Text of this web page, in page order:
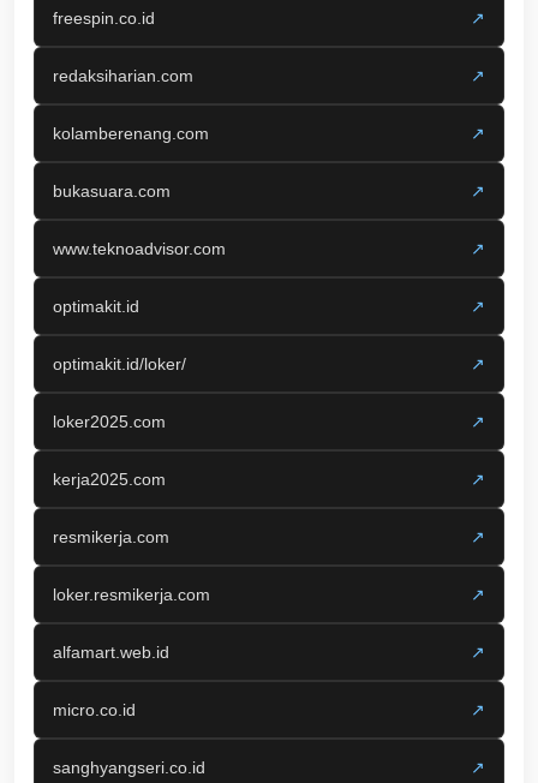
freespin.co.id ↗
redaksiharian.com ↗
kolamberenang.com ↗
bukasuara.com ↗
www.teknoadvisor.com ↗
optimakit.id ↗
optimakit.id/loker/ ↗
loker2025.com ↗
kerja2025.com ↗
resmikerja.com ↗
loker.resmikerja.com ↗
alfamart.web.id ↗
micro.co.id ↗
sanghyangseri.co.id ↗